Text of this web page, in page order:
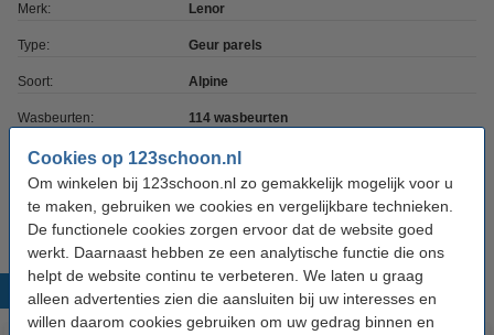
Cookies op 123schoon.nl
Om winkelen bij 123schoon.nl zo gemakkelijk mogelijk voor u
te maken, gebruiken we cookies en vergelijkbare technieken.
De functionele cookies zorgen ervoor dat de website goed
werkt. Daarnaast hebben ze een analytische functie die ons
helpt de website continu te verbeteren. We laten u graag
alleen advertenties zien die aansluiten bij uw interesses en
willen daarom cookies gebruiken om uw gedrag binnen en
Merk: Lenor
Type: Geur parels
Soort: Alpine
Wasbeurten: 114 wasbeurten
Inhoud: 1410 gr
Extra info: Veiligheidsinformatie
Populaire producten